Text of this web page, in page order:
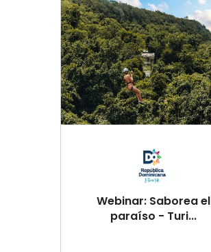
Webinar: Saborea el
paraíso - Turi...